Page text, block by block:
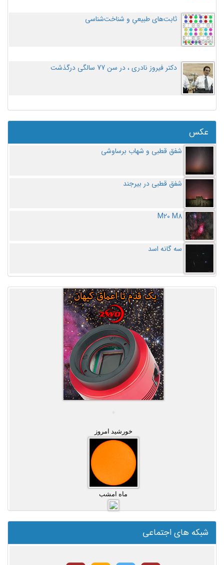
ثابت‌های طبیعیِ و شناخت‌شناسی
دکتر فیروز نادری ، در سن 77 سالگی درگذشت
عکس
شفق قطبی و شهاب برساوشی
شفق قطبی در بیرجند
M20 M8
سه گانه اسد
خورشید امروز
ماه امشب
شبکه های اجتماعی